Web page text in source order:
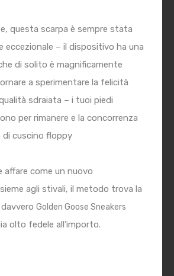
questa scarpa è sempre stata
eccezionale – il dispositivo ha una
di solito è magnificamente
a sperimentare la felicità
sdraiata – i tuoi piedi
per rimanere e la concorrenza
di cuscino floppy
affare come un nuovo
agli stivali, il metodo trova la
Golden Goose Sneakers
olto fedele all’importo.